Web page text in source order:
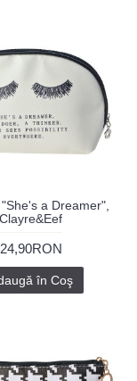
a Dreamer",
Clayre&Eef
24,90RON
în Coş